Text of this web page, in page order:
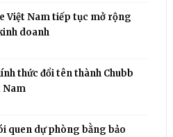
Việt Nam tiếp tục mở rộng
doanh
thức đổi tên thành Chubb
Nam
quen dự phòng bằng bảo